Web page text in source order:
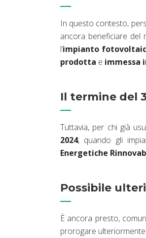
In questo contesto,
ancora beneficiare del
l’impianto
prodotta e immessa
Il termine del
Tuttavia, per chi già
2024, quando gli
Energetiche
Possibile
È ancora presto,
prorogare